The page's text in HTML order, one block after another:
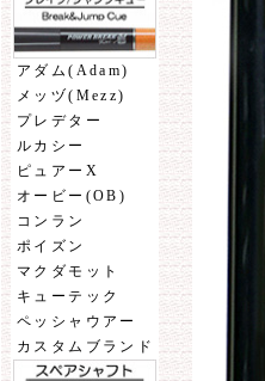
アダム(Adam)
メッヅ(Mezz)
プレデター
ルカシー
ピュアーX
オービー(OB)
コンラン
ポイズン
マクダモット
キューテック
ペッシャウアー
カスタムブランド